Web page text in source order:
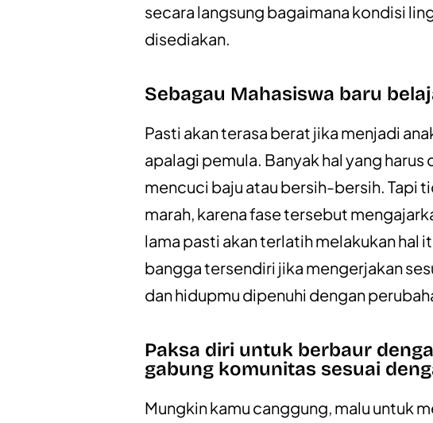
secara langsung bagaimana kondisi
disediakan.
Sebagau Mahasiswa baru
Pasti akan terasa berat jika menjadi
apalagi pemula. Banyak hal yang harus
mencuci baju atau bersih-bersih. Tapi
marah, karena fase tersebut
lama pasti akan terlatih melakukan hal
bangga tersendiri jika mengerjakan
dan hidupmu dipenuhi dengan
Paksa diri untuk berbaur
gabung komunitas sesuai
Mungkin kamu canggung, malu untuk